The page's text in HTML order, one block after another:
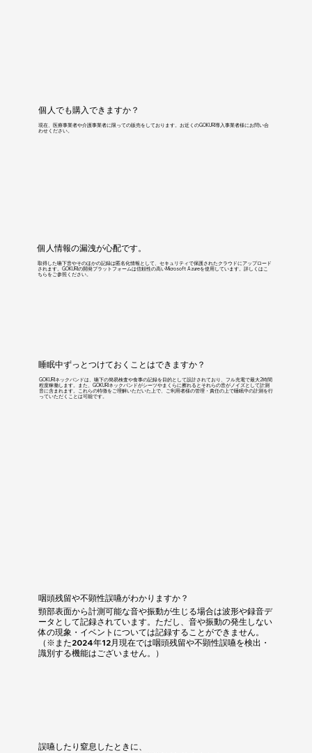
個人でも購入できますか？
現在、医療事業者や介護事業者に限っての販売をしております。お近くのGOKURI導入事業者様にお問い合
わせください。
個人情報の漏洩が心配です。
取得した嚥下音やそのほかの記録は匿名化情報として、セキュリティで保護されたクラウドにアップロード
されます。GOKURIの開発プラットフォームは信頼性の高いMicrosoft Azureを使用しています。詳しくはこ
ちらをご参照ください。
睡眠中ずっとつけておくことはできますか？
GOKURIネックバンドは、嚥下の簡易検査や食事の記録を目的として設計されており、フル充電で最大2時間
程度稼働します。また、GOKURIネックバンドがシーツやまくらに擦れるとそれらの音がノイズとして計測
音に含まれます。これらの特徴をご理解いただいた上で、ご利用者様の管理・責任の上で睡眠中の計測を行
っていただくことは可能です。
咽頭残留や不顕性誤嚥がわかりますか？
頸部表面から計測可能な音や振動が生じる場合は波形や録音デ
ータとして記録されています。ただし、音や振動の発生しない
体の現象・イベントについては記録することができません。
（※また2024年12月現在では咽頭残留や不顕性誤嚥を検出・
識別する機能はございません。）
誤嚥したり窒息したときに、